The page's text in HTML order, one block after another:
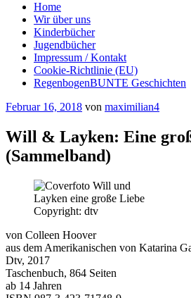
Home
Wir über uns
Kinderbücher
Jugendbücher
Impressum / Kontakt
Cookie-Richtlinie (EU)
RegenbogenBUNTE Geschichten
Veröffentlicht
Februar 16, 2018 von maximilian4
Will & Layken: Eine
(Sammelband)
Copyright: dtv
von Colleen Hoover
aus dem Amerikanischen von Katarina
Dtv, 2017
Taschenbuch, 864 Seiten
ab 14 Jahren